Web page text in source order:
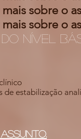
sobre o
sobre o
nível
estabilização
assunto.